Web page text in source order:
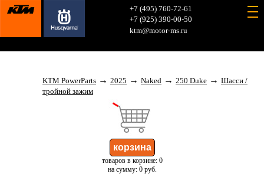
+7 (495) 760-72-61
+7 (925) 390-00-50
ktm@motor-ms.ru
KTM PowerParts → 2025 → Naked → 250 Duke → Шасси /
тройной зажим
товаров в корзине: 0
на сумму: 0 руб.